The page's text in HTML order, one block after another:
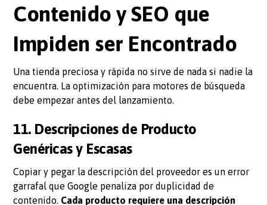
Contenido y SEO que
Impiden ser Encontrado
Una tienda preciosa y rápida no sirve de nada si nadie la
encuentra. La optimización para motores de búsqueda
debe empezar antes del lanzamiento.
11. Descripciones de Producto
Genéricas y Escasas
Copiar y pegar la descripción del proveedor es un error
garrafal que Google penaliza por duplicidad de
contenido. Cada producto requiere una descripción